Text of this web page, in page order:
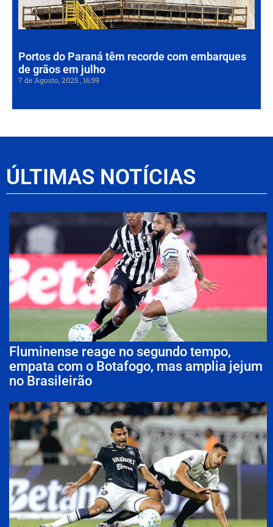
Portos do Paraná têm recorde com embarques
de grãos em julho
7 de Agosto, 2025 16:59
ÚLTIMAS NOTÍCIAS
Fluminense reage no segundo tempo,
empata com o Botafogo, mas amplia jejum
no Brasileirão